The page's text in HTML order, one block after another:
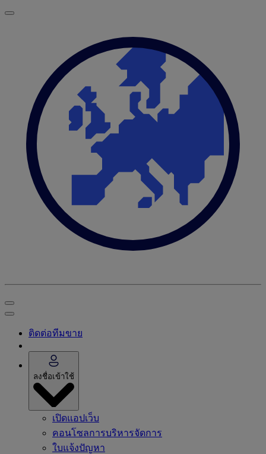
ติดต่อทีมขาย
ลงชื่อเข้าใช้
เปิดแอปเว็บ
คอนโซลการบริหารจัดการ
ใบแจ้งปัญหา